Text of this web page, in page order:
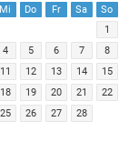
Mi Do Fr Sa
So
1
4 5 6 7
8
11 12 13 14
15
18 19 20 21
22
25 26 27 28